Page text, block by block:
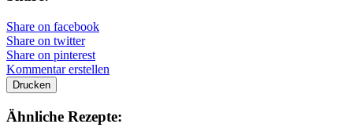
Share on facebook
Share on twitter
Share on pinterest
Kommentar erstellen
Drucken
Ähnliche Rezepte: